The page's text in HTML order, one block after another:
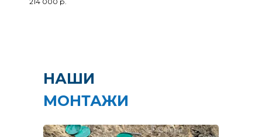
НАШИ
МОНТАЖИ